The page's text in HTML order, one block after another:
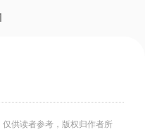
供读者参考，版权归作者所